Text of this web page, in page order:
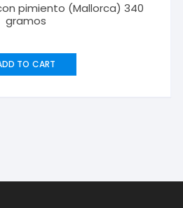
pimiento (Mallorca) 340
gramos
TO CART